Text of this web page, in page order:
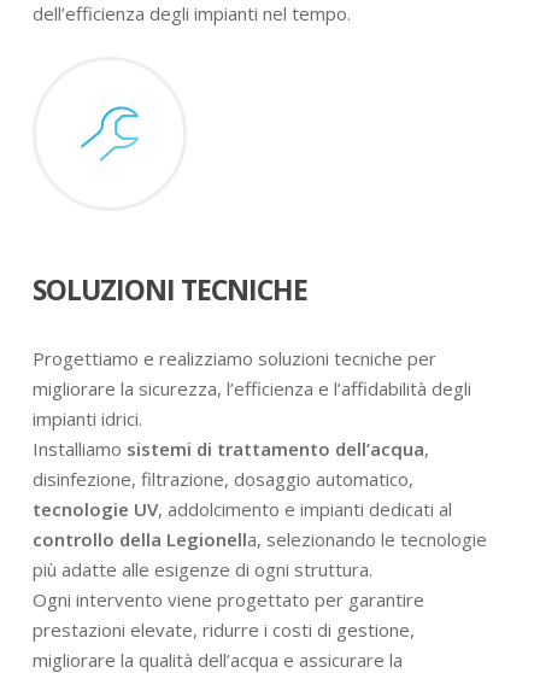
dell’efficienza degli impianti nel tempo.
SOLUZIONI TECNICHE
Progettiamo e realizziamo soluzioni tecniche per
migliorare la sicurezza, l’efficienza e l’affidabilità degli
impianti idrici.
Installiamo sistemi di trattamento dell’acqua,
disinfezione, filtrazione, dosaggio automatico,
tecnologie UV, addolcimento e impianti dedicati al
controllo della Legionella, selezionando le tecnologie
più adatte alle esigenze di ogni struttura.
Ogni intervento viene progettato per garantire
prestazioni elevate, ridurre i costi di gestione,
migliorare la qualità dell’acqua e assicurare la